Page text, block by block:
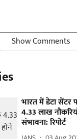
Show Comments
भारत में डेटा सेंटर
4.33 लाख
संभावना: रिपोर्ट